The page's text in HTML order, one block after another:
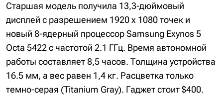
Старшая модель получила 13,3-дюймовый
дисплей с разрешением 1920 х 1080 точек и
новый 8-ядерный процессор Samsung Exynos 5
Octa 5422 с частотой 2.1 ГГц. Время автономной
работы составляет 8,5 часов. Толщина устройства
16.5 мм, а вес равен 1,4 кг. Расцветка только
темно-серая (Titanium Gray). Гаджет стоит $400.